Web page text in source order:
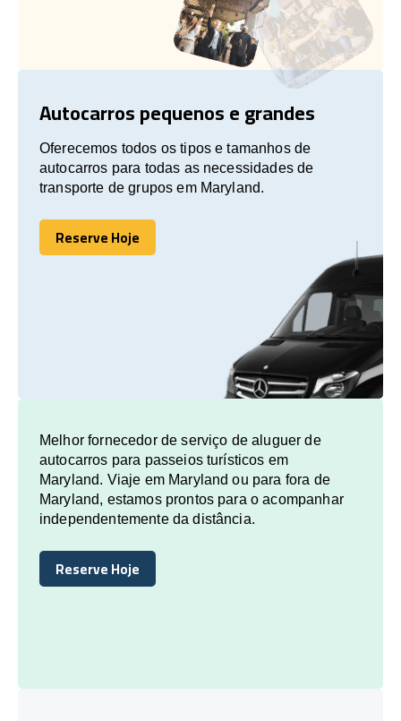
Autocarros pequenos e grandes
Oferecemos todos os tipos e tamanhos de
autocarros para todas as necessidades de
transporte de grupos em Maryland.
Reserve Hoje
Reserve Hoje
Melhor fornecedor de serviço de aluguer de
autocarros para passeios turísticos em
Maryland. Viaje em Maryland ou para fora de
Maryland, estamos prontos para o acompanhar
independentemente da distância.
Reserve Hoje
Reserve Hoje